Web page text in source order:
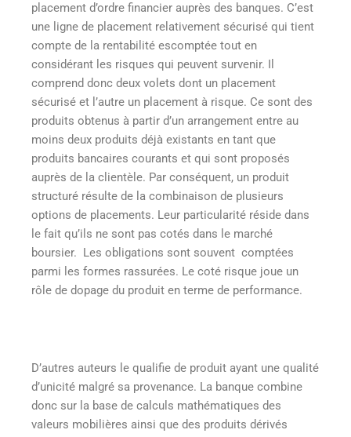
placement d’ordre financier auprès des banques. C’est
une ligne de placement relativement sécurisé qui tient
compte de la rentabilité escomptée tout en
considérant les risques qui peuvent survenir. Il
comprend donc deux volets dont un placement
sécurisé et l’autre un placement à risque. Ce sont des
produits obtenus à partir d’un arrangement entre au
moins deux produits déjà existants en tant que
produits bancaires courants et qui sont proposés
auprès de la clientèle. Par conséquent, un produit
structuré résulte de la combinaison de plusieurs
options de placements. Leur particularité réside dans
le fait qu’ils ne sont pas cotés dans le marché
boursier. Les obligations sont souvent comptées
parmi les formes rassurées. Le coté risque joue un
rôle de dopage du produit en terme de performance.
D’autres auteurs le qualifie de produit ayant une qualité
d’unicité malgré sa provenance. La banque combine
donc sur la base de calculs mathématiques des
valeurs mobilières ainsi que des produits dérivés